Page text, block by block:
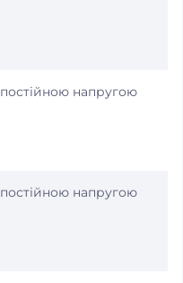
постійною напругою
постійною напругою